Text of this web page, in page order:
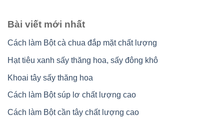
Bài viết mới nhất
Cách làm Bột cà chua đắp mặt chất lượng
Hạt tiêu xanh sấy thăng hoa, sấy đông khô
Khoai tây sấy thăng hoa
Cách làm Bột súp lơ chất lượng cao
Cách làm Bột cần tây chất lượng cao